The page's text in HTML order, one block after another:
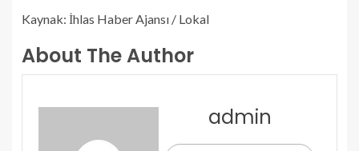
Kaynak: İhlas Haber Ajansı / Lokal
About The Author
admin